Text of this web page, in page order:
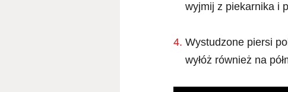
wyjmij z piekarnika i
Wystudzone piersi
wyłóż również na